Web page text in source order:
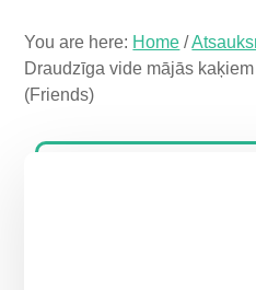
You are here: Home /
Draudzīga vide mājās
(Friends)